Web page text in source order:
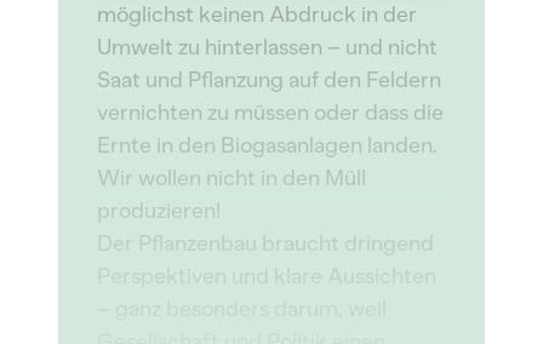
möglichst keinen Abdruck in der
Umwelt zu hinterlassen – und nicht
Saat und Pflanzung auf den Feldern
vernichten zu müssen oder dass die
Ernte in den Biogasanlagen landen.
Wir wollen nicht in den Müll
produzieren!
Der Pflanzenbau braucht dringend